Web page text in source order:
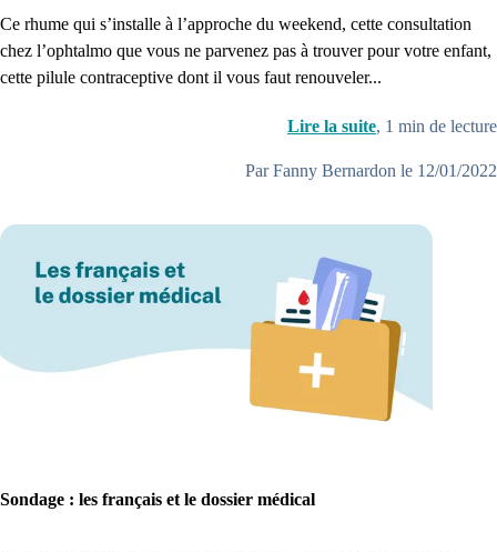
Ce rhume qui s’installe à l’approche du weekend, cette consultation
chez l’ophtalmo que vous ne parvenez pas à trouver pour votre enfant,
cette pilule contraceptive dont il vous faut renouveler...
Lire la suite, 1 min de lecture
Par Fanny Bernardon le 12/01/2022
Sondage : les français et le dossier médical